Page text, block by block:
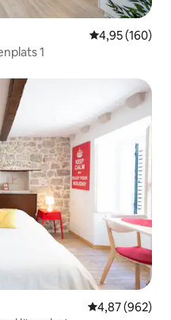
4,95 av 5 i
4,95 (160)
1
4,87 av 5 i
4,87 (962)